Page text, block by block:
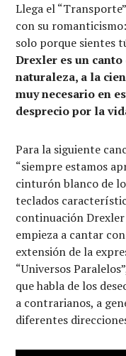
Llega el
con su
solo porque sientes
Drexler es un
naturaleza, a la
muy necesario en
desprecio por la
Para la siguiente
“siempre estamos
cinturón blanco de
teclados
continuación
empieza a cantar
extensión de la
“Universos
que habla de los
a contrarianos, a
diferentes